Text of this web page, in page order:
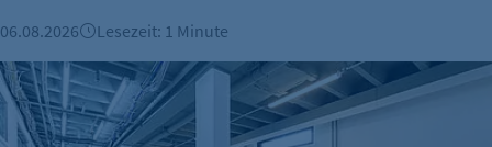
06.08.2026 Lesezeit: 1 Minute
Büroimmobilien Berlin: Starkes Wachstum im ersten